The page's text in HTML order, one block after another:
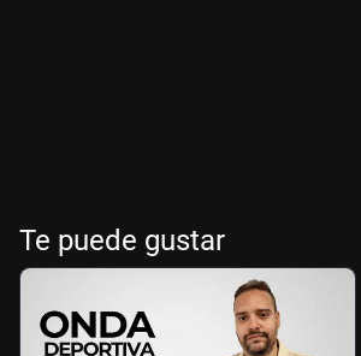
Te puede gustar